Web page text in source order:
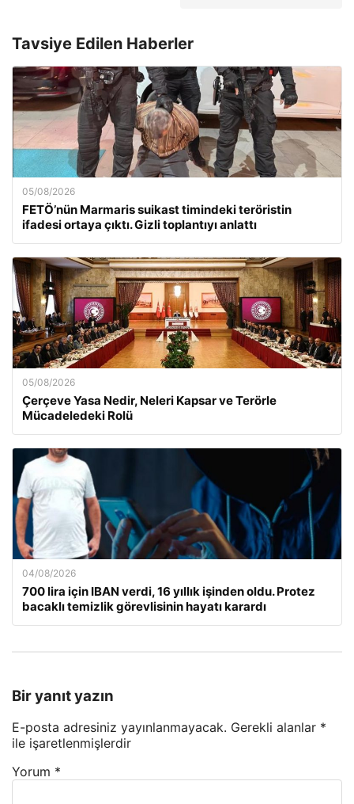
Tavsiye Edilen Haberler
05/08/2026
FETÖ’nün Marmaris suikast timindeki teröristin
ifadesi ortaya çıktı. Gizli toplantıyı anlattı
05/08/2026
Çerçeve Yasa Nedir, Neleri Kapsar ve Terörle
Mücadeledeki Rolü
04/08/2026
700 lira için IBAN verdi, 16 yıllık işinden oldu. Protez
bacaklı temizlik görevlisinin hayatı karardı
Bir yanıt yazın
E-posta adresiniz yayınlanmayacak. Gerekli alanlar *
ile işaretlenmişlerdir
Yorum *